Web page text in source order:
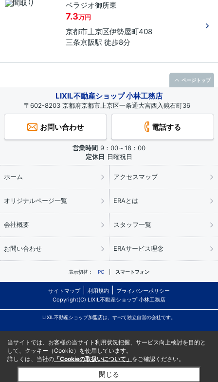
ベラジオ御所東
7.3万円
京都市上京区伊勢屋町408
三条京阪駅 徒歩8分
LIXIL不動産ショップ 小林工務店
〒602-8203 京都府京都市上京区一条通大宮西入鏡石町36
お問い合わせ 電話する
営業時間 9：00～18：00
定休日 日曜祝日
ホーム アクセスマップ
オリジナルページ一覧 ERAとは
会社概要 スタッフ一覧
お問い合わせ ERAサービス理念
表示切替： PC スマートフォン
サイトマップ 利用規約
プライバシーポリシー
Copyright(C) LIXIL不動産ショップ 小林工務店
LIXIL不動産ショップ加盟店は、すべて独立自営の会社です。
ページトップ
当サイトでは、お客様の当サイト利用状況把握、サービス向上検討を目的と
して、クッキー（Cookie）を使用しています。
詳しくは、当社の 「Cookieの取扱いについて」 をご確認ください。
閉じる